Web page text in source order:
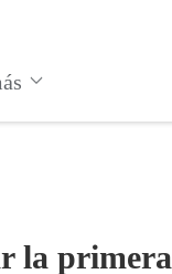
la primera